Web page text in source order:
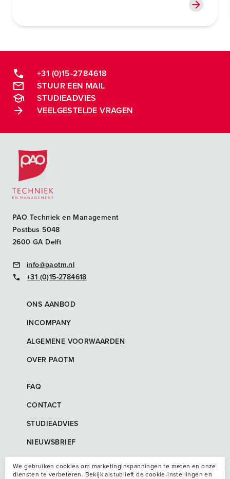
+31 (0)15-2784618
STUUR EEN MAIL
STUDIEADVIES
VEELGESTELDE VRAGEN
Postacademische cursussen, leergangen en opleidingen
PAO Techniek en Management
Postbus 5048
2600 GA Delft
info@paotm.nl
+31 (0)15-2784618
ONS AANBOD
INCOMPANY
ALGEMENE VOORWAARDEN
OVER PAOTM
FAQ
CONTACT
STUDIEADVIES
NIEUWSBRIEF
We gebruiken cookies om marketinginspanningen te meten en onze
diensten te verbeteren. Bekijk alstublieft de cookie-instellingen en